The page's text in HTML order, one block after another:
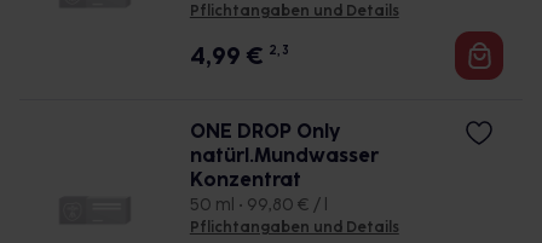
Pflichtangaben und Details
4,99 € 2, 3
ONE DROP Only
natürl.Mundwasser
Konzentrat
50 ml • 99,80 € / l
Pflichtangaben und Details